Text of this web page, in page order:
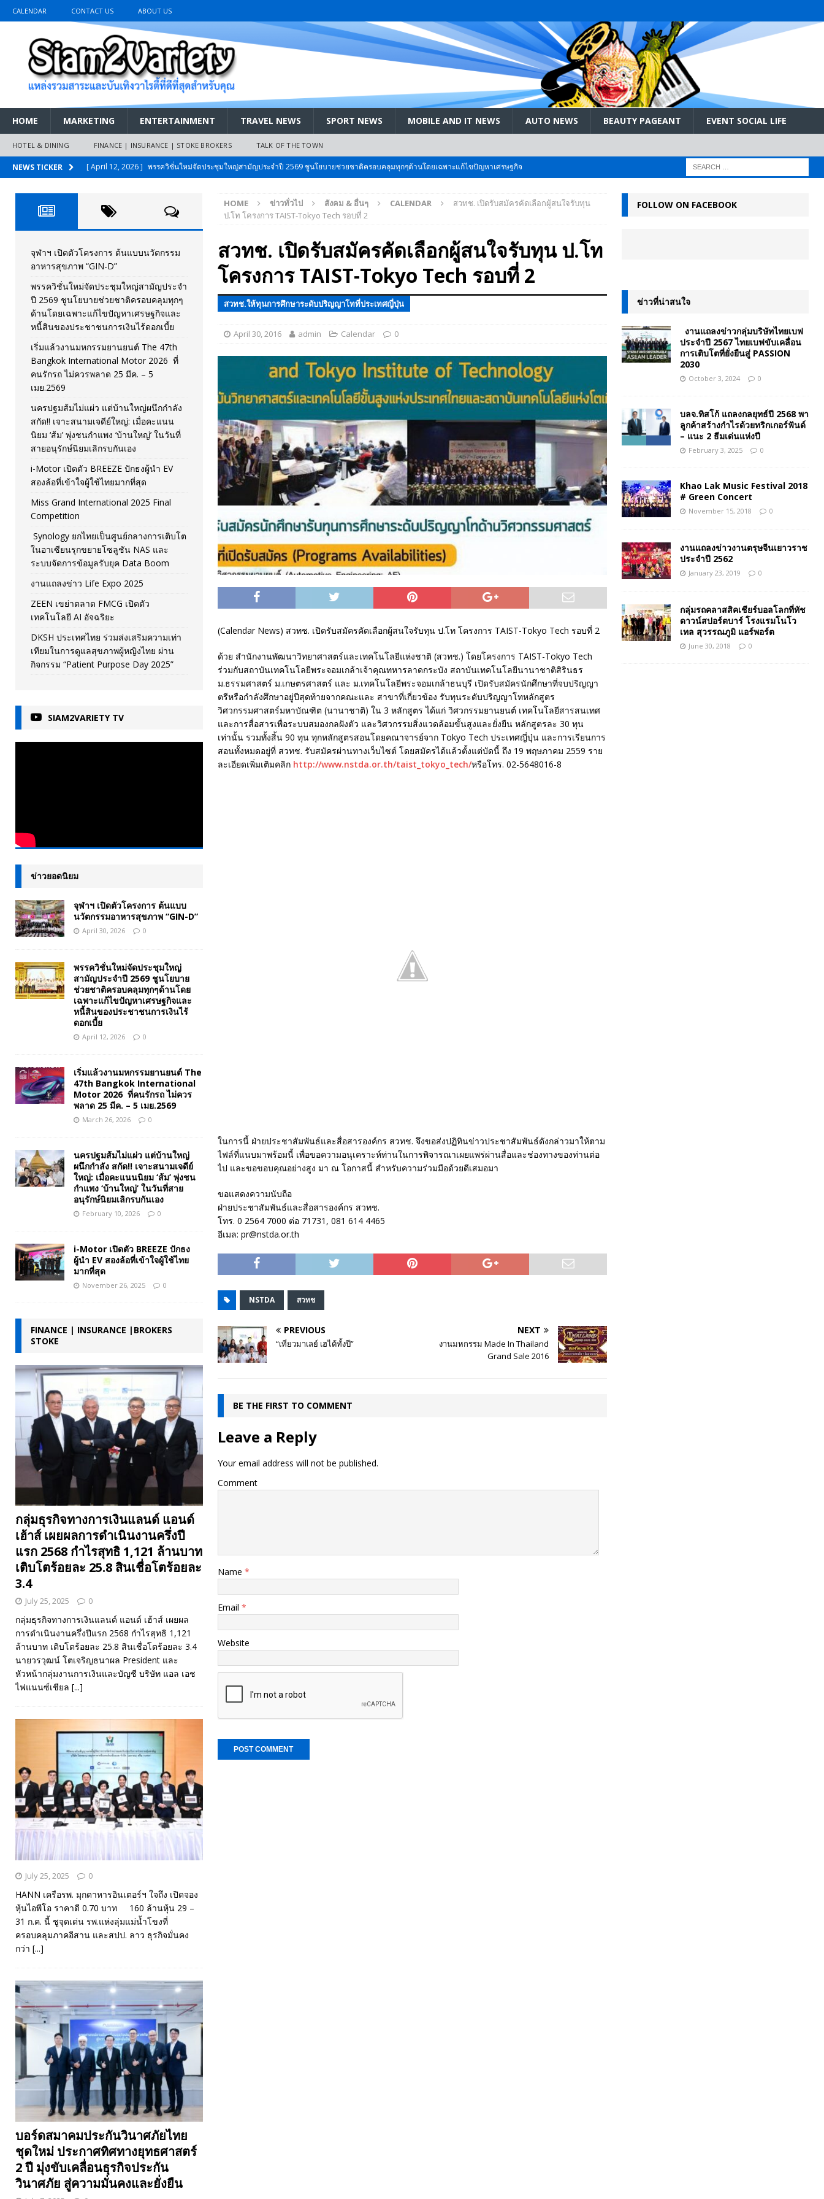
CALENDAR CONTACT US ABOUT US
HOME MARKETING ENTERTAINMENT TRAVEL NEWS SPORT NEWS MOBILE AND IT NEWS AUTO NEWS BEAUTY PAGEANT EVENT SOCIAL LIFE
HOTEL & DINING FINANCE | INSURANCE | STOKE BROKERS TALK OF THE TOWN
NEWS TICKER [ April 12, 2026 ] พรรควิชั่นใหม่จัดประชุมใหญ่สามัญประจำปี 2569 ชูนโยบายช่วยชาติครอบคลุมทุกๆด้านโดยเฉพาะแก้ไขปัญหาเศรษฐกิจ
[ March 26, 2026 ]
เริ่มแล้วงานมหกรรมยานยนต์ The 47th Bangkok International Motor 2026 ที่คนรักรถ ไม่ควรพลาด 25 มีค. – 5
เมย.2569
AUTO NEWS
[ February 10, 2026 ] นครปฐมส้มไม่แผ่ว แต่บ้านใหญ่ผนึกกำลัง สกัด!! เจาะสนามเจดีย์ใหญ่: เมื่อคะแนนนิยม ‘ส้ม’ พุ่งชนกำแพง ‘บ้านใหญ่’ ใน
วันที่สายอนุรักษ์นิยมเลิกรบกันเอง
PR NEWS
[ November 26, 2025 ] i-Motor เปิดตัว BREEZE ปักธงผู้นำ EV สองล้อที่เข้าใจผู้ใช้ไทยมากที่สุด
AUTO NEWS
[ April 30, 2026 ] จุฬาฯ เปิดตัวโครงการ ต้นแบบนวัตกรรมอาหารสุขภาพ “GIN-D” EVENT SOCIAL LIFE
HOME ข่าวทั่วไป สังคม & อื่นๆ CALENDAR
สวทช. เปิดรับสมัครคัดเลือกผู้สนใจรับทุน
ป.โท โครงการ TAIST-Tokyo Tech รอบที่ 2
สวทช. เปิดรับสมัครคัดเลือกผู้สนใจรับทุน ป.โท
โครงการ TAIST-Tokyo Tech รอบที่ 2
สวทช.ให้ทุนการศึกษาระดับปริญญาโทที่ประเทศญี่ปุ่น
April 30, 2016 admin Calendar 0
(Calendar News) สวทช. เปิดรับสมัครคัดเลือกผู้สนใจรับทุน ป.โท โครงการ TAIST-Tokyo Tech รอบที่ 2
ด้วย สำนักงานพัฒนาวิทยาศาสตร์และเทคโนโลยีแห่งชาติ (สวทช.) โดยโครงการ TAIST-Tokyo Tech
ร่วมกับสถาบันเทคโนโลยีพระจอมเกล้าเจ้าคุณทหารลาดกระบัง สถาบันเทคโนโลยีนานาชาติสิรินธร
ม.ธรรมศาสตร์ ม.เกษตรศาสตร์ และ ม.เทคโนโลยีพระจอมเกล้าธนบุรี เปิดรับสมัครนักศึกษาที่จบปริญญา
ตรีหรือกำลังศึกษาอยู่ปีสุดท้ายจากคณะและ สาขาที่เกี่ยวข้อง รับทุนระดับปริญญาโทหลักสูตร
วิศวกรรมศาสตร์มหาบัณฑิต (นานาชาติ) ใน 3 หลักสูตร ได้แก่ วิศวกรรมยานยนต์ เทคโนโลยีสารสนเทศ
และการสื่อสารเพื่อระบบสมองกลฝังตัว และวิศวกรรมสิ่งแวดล้อมขั้นสูงและยั่งยืน หลักสูตรละ 30 ทุน
เท่านั้น รวมทั้งสิ้น 90 ทุน ทุกหลักสูตรสอนโดยคณาจารย์จาก Tokyo Tech ประเทศญี่ปุ่น และการเรียนการ
สอนทั้งหมดอยู่ที่ สวทช. รับสมัครผ่านทางเว็บไซต์ โดยสมัครได้แล้วตั้งแต่บัดนี้ ถึง 19 พฤษภาคม 2559 ราย
ละเอียดเพิ่มเติมคลิก http://www.nstda.or.th/taist_tokyo_tech/หรือโทร. 02-5648016-8
ในการนี้ ฝ่ายประชาสัมพันธ์และสื่อสารองค์กร สวทช. จึงขอส่งปฏิทินข่าวประชาสัมพันธ์ดังกล่าวมาให้ตาม
ไฟล์ที่แนบมาพร้อมนี้ เพื่อขอความอนุเคราะห์ท่านในการพิจารณาเผยแพร่ผ่านสื่อและช่องทางของท่านต่อ
ไป และขอขอบคุณอย่างสูง มา ณ โอกาสนี้ สำหรับความร่วมมือด้วยดีเสมอมา
ขอแสดงความนับถือ
ฝ่ายประชาสัมพันธ์และสื่อสารองค์กร สวทช.
โทร. 0 2564 7000 ต่อ 71731, 081 614 4465
อีเมล: pr@nstda.or.th
NSTDA สวทช
PREVIOUS
“เที่ยวมาเลย์ เฮได้ทั้งปี”
NEXT
งานมหกรรม Made In Thailand
Grand Sale 2016
BE THE FIRST TO COMMENT
Leave a Reply
Your email address will not be published.
Comment
Name *
Email *
Website
จุฬาฯ เปิดตัวโครงการ ต้นแบบนวัตกรรม
อาหารสุขภาพ “GIN-D”
พรรควิชั่นใหม่จัดประชุมใหญ่สามัญประจำ
ปี 2569 ชูนโยบายช่วยชาติครอบคลุมทุกๆ
ด้านโดยเฉพาะแก้ไขปัญหาเศรษฐกิจและ
หนี้สินของประชาชนการเงินไร้ดอกเบี้ย
เริ่มแล้วงานมหกรรมยานยนต์ The 47th
Bangkok International Motor 2026 ที่
คนรักรถ ไม่ควรพลาด 25 มีค. – 5
เมย.2569
นครปฐมส้มไม่แผ่ว แต่บ้านใหญ่ผนึกกำลัง
สกัด!! เจาะสนามเจดีย์ใหญ่: เมื่อคะแนน
นิยม ‘ส้ม’ พุ่งชนกำแพง ‘บ้านใหญ่’ ในวันที่
สายอนุรักษ์นิยมเลิกรบกันเอง
i-Motor เปิดตัว BREEZE ปักธงผู้นำ EV
สองล้อที่เข้าใจผู้ใช้ไทยมากที่สุด
Miss Grand International 2025 Final
Competition
Synology ยกไทยเป็นศูนย์กลางการเติบโต
ในอาเซียนรุกขยายโซลูชัน NAS และ
ระบบจัดการข้อมูลรับยุค Data Boom
งานแถลงข่าว Life Expo 2025
ZEEN เขย่าตลาด FMCG เปิดตัว
เทคโนโลยี AI อัจฉริยะ
DKSH ประเทศไทย ร่วมส่งเสริมความเท่า
เทียมในการดูแลสุขภาพผู้หญิงไทย ผ่าน
กิจกรรม “Patient Purpose Day 2025”
SIAM2VARIETY TV
ข่าวยอดนิยม
จุฬาฯ เปิดตัวโครงการ ต้นแบบ
นวัตกรรมอาหารสุขภาพ “GIN-D”
April 30, 2026 0
พรรควิชั่นใหม่จัดประชุมใหญ่
สามัญประจำปี 2569 ชูนโยบาย
ช่วยชาติครอบคลุมทุกๆด้านโดย
เฉพาะแก้ไขปัญหาเศรษฐกิจและ
หนี้สินของประชาชนการเงินไร้
ดอกเบี้ย
April 12, 2026 0
เริ่มแล้วงานมหกรรมยานยนต์ The
47th Bangkok International
Motor 2026 ที่คนรักรถ ไม่ควร
พลาด 25 มีค. – 5 เมย.2569
March 26, 2026 0
นครปฐมส้มไม่แผ่ว แต่บ้านใหญ่
ผนึกกำลัง สกัด!! เจาะสนามเจดีย์
ใหญ่: เมื่อคะแนนนิยม ‘ส้ม’ พุ่งชน
กำแพง ‘บ้านใหญ่’ ในวันที่สาย
อนุรักษ์นิยมเลิกรบกันเอง
February 10, 2026 0
i-Motor เปิดตัว BREEZE ปักธง
ผู้นำ EV สองล้อที่เข้าใจผู้ใช้ไทย
มากที่สุด
November 26, 2025 0
FINANCE | INSURANCE |BROKERS
STOKE
กลุ่มธุรกิจทางการเงินแลนด์ แอนด์
เฮ้าส์ เผยผลการดำเนินงานครึ่งปี
แรก 2568 กำไรสุทธิ 1,121 ล้านบาท
เติบโตร้อยละ 25.8 สินเชื่อโตร้อยละ
3.4
July 25, 2025 0
กลุ่มธุรกิจทางการเงินแลนด์ แอนด์ เฮ้าส์ เผยผล
การดำเนินงานครึ่งปีแรก 2568 กำไรสุทธิ 1,121
ล้านบาท เติบโตร้อยละ 25.8 สินเชื่อโตร้อยละ 3.4
นายวรวุฒน์ โตเจริญธนาผล President และ
หัวหน้ากลุ่มงานการเงินและบัญชี บริษัท แอล เอช
ไฟแนนซ์เชียล [...]
July 25, 2025 0
HANN เครือรพ. มุกดาหารอินเตอร์ฯ ใจถึง เปิดจอง
หุ้นไอพีโอ ราคาดี 0.70 บาท 160 ล้านหุ้น 29 –
31 ก.ค. นี้ ชูจุดเด่น รพ.แห่งลุ่มแม่น้ำโขงที่
ครอบคลุมภาคอีสาน และสปป. ลาว ธุรกิจมั่นคง
กว่า [...]
บอร์ดสมาคมประกันวินาศภัยไทย
ชุดใหม่ ประกาศทิศทางยุทธศาสตร์
2 ปี มุ่งขับเคลื่อนธุรกิจประกัน
วินาศภัย สู่ความมั่นคงและยั่งยืน
FOLLOW ON FACEBOOK
ข่าวที่น่าสนใจ
งานแถลงข่าวกลุ่มบริษัทไทยเบฟ
ประจำปี 2567 ไทยเบฟขับเคลื่อน
การเติบโตที่ยั่งยืนสู่ PASSION
2030
October 3, 2024 0
บลจ.ทิสโก้ แถลงกลยุทธ์ปี 2568 พา
ลูกค้าสร้างกำไรด้วยทริกเกอร์ฟันด์
– แนะ 2 ธีมเด่นแห่งปี
February 3, 2025 0
Khao Lak Music Festival 2018
# Green Concert
November 15, 2018 0
งานแถลงข่าวงานตรุษจีนเยาวราช
ประจำปี 2562
January 23, 2019 0
กลุ่มรถคลาสสิคเชียร์บอลโลกที่ทัช
ดาวน์สปอร์ตบาร์ โรงแรมโนโว
เทล สุวรรณภูมิ แอร์พอร์ต
June 30, 2018 0